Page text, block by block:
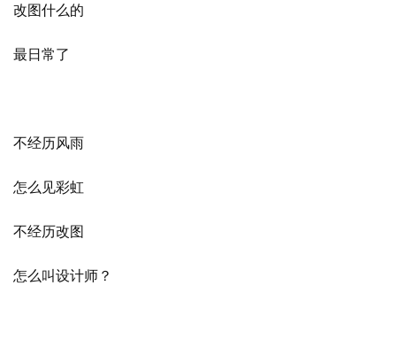
速
改图什么的
最日常了
不经历风雨
怎么见彩虹
不经历改图
怎么叫设计师？